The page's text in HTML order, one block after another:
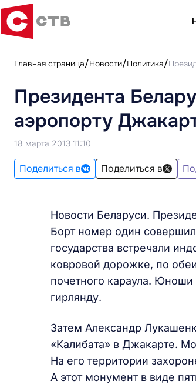
Главная страница Новости Политика
Президента
аэропорту
18 марта 2013 11:10
Поделиться в Поделиться в
Новости Беларуси.
Борт номер один
государства встречали
ковровой дорожке, по
почетного караула.
гирлянду.
Затем Александр
«Калибата» в Джакарте.
На его территории
А этот монумент в виде